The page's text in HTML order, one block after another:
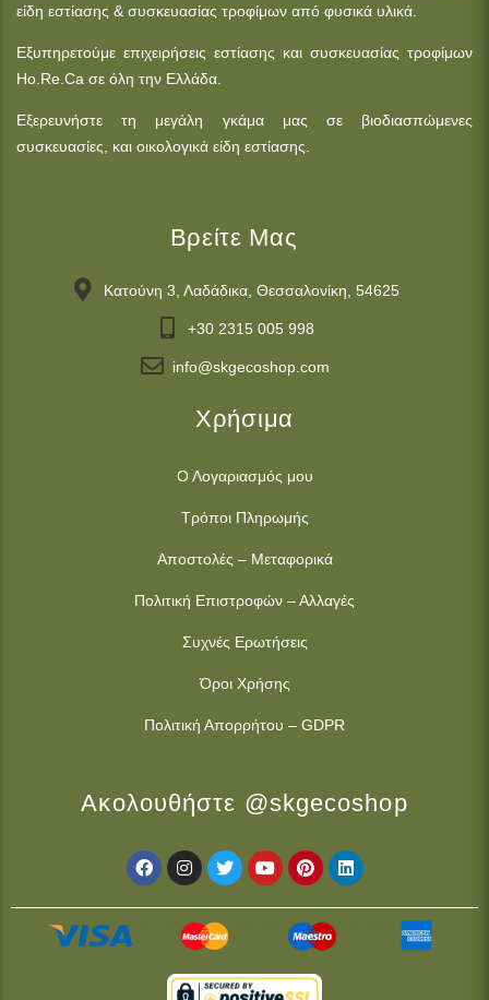
είδη εστίασης & συσκευασίας τροφίμων από φυσικά υλικά.
Εξυπηρετούμε επιχειρήσεις εστίασης και συσκευασίας τροφίμων
Ho.Re.Ca σε όλη την Ελλάδα.
Εξερευνήστε τη μεγάλη γκάμα μας σε βιοδιασπώμενες
συσκευασίες, και οικολογικά είδη εστίασης.
Βρείτε Μας
Κατούνη 3, Λαδάδικα, Θεσσαλονίκη, 54625
+30 2315 005 998
info@skgecoshop.com
Χρήσιμα
Ο Λογαριασμός μου
Τρόποι Πληρωμής
Αποστολές – Μεταφορικά
Πολιτική Επιστροφών – Αλλαγές
Συχνές Ερωτήσεις
Όροι Χρήσης
Πολιτική Απορρήτου – GDPR
Ακολουθήστε @skgecoshop